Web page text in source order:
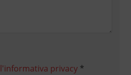
l'informativa privacy*